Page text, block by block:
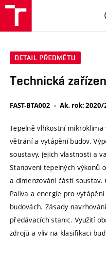
DETAIL PŘEDMĚTU
Technická
FAST-BTA002 Ak. rok: 2020/
Tepelně vlhkostní
větrání a vytápění budov.
soustavy, jejich vlastnosti a
Stanovení tepelných výkonů
a dimenzování částí
Paliva a energie pro
budovách. Zásady
předávacích stanic. Využití
zdrojů a vliv na klasifikaci